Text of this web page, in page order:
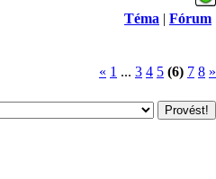
Téma | Fórum
« 1 ... 3 4 5 (6) 7 8 »